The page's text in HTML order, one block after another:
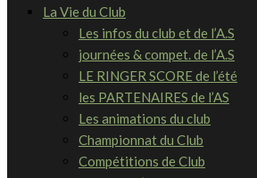
La Vie du Club
Les infos du club et de l’A.S
journées & compet. de l’A.S
LE RINGER SCORE de l’été
les PARTENAIRES de l’AS
Les animations du club
Championnat du Club
Compétitions de Club